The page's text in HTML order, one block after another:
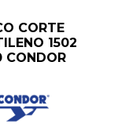
CORTE
1502
CONDOR